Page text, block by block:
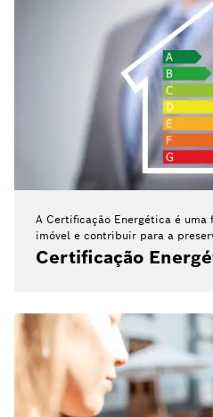
A Certificação Energética é uma
imóvel e contribuir para a
Certificação